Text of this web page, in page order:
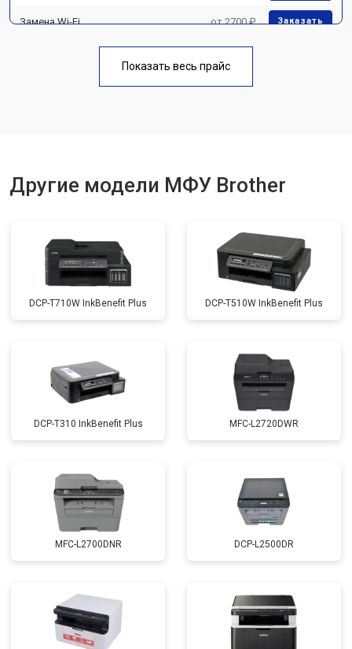
Замена Wi-Fi от 2700 ₽ Заказать
от 3500 ₽
Показать весь прайс
Другие модели МФУ Brother
DCP-T710W InkBenefit Plus DCP-T510W InkBenefit Plus
DCP-T310 InkBenefit Plus MFC-L2720DWR
MFC-L2700DNR DCP-L2500DR